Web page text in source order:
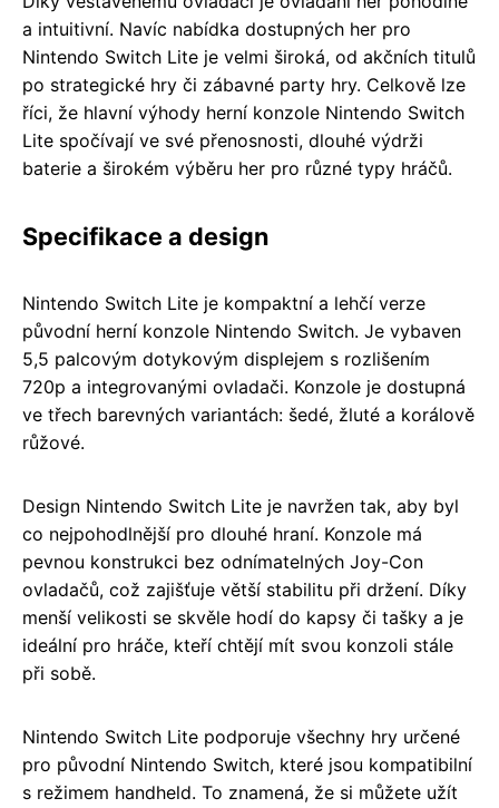
a intuitivní. Navíc nabídka dostupných her pro
Nintendo Switch Lite je velmi široká, od akčních titulů
po strategické hry či zábavné party hry. Celkově lze
říci, že hlavní výhody herní konzole Nintendo Switch
Lite spočívají ve své přenosnosti, dlouhé výdrži
baterie a širokém výběru her pro různé typy hráčů.
Specifikace a design
Nintendo Switch Lite je kompaktní a lehčí verze
původní herní konzole Nintendo Switch. Je vybaven
5,5 palcovým dotykovým displejem s rozlišením
720p a integrovanými ovladači. Konzole je dostupná
ve třech barevných variantách: šedé, žluté a korálově
růžové.
Design Nintendo Switch Lite je navržen tak, aby byl
co nejpohodlnější pro dlouhé hraní. Konzole má
pevnou konstrukci bez odnímatelných Joy-Con
ovladačů, což zajišťuje větší stabilitu při držení. Díky
menší velikosti se skvěle hodí do kapsy či tašky a je
ideální pro hráče, kteří chtějí mít svou konzoli stále
při sobě.
Nintendo Switch Lite podporuje všechny hry určené
pro původní Nintendo Switch, které jsou kompatibilní
s režimem handheld. To znamená, že si můžete užít